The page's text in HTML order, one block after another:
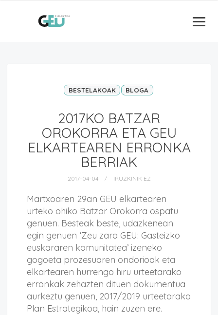
BESTELAKOAK BLOGA
2017KO BATZAR
OROKORRA ETA GEU
ELKARTEAREN ERRONKA
BERRIAK
2017-04-04 IRUZKINIK EZ
Martxoaren 29an GEU elkartearen
urteko ohiko Batzar Orokorra ospatu
genuen. Besteak beste, udazkenean
egin genuen ‘Zeu zara GEU: Gasteizko
euskararen komunitatea’ izeneko
gogoeta prozesuaren ondorioak eta
elkartearen hurrengo hiru urteetarako
erronkak zehazten dituen dokumentua
aurkeztu genuen, 2017/2019 urteetarako
Plan Estrategikoa, hain zuzen ere.